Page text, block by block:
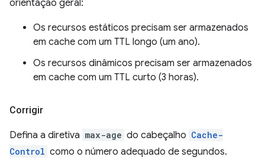
orientação geral:
Os recursos estáticos precisam ser armazenados
em cache com um TTL longo (um ano).
Os recursos dinâmicos precisam ser armazenados
em cache com um TTL curto (3 horas).
Corrigir
Defina a diretiva max-age do cabeçalho Cache-
Control como o número adequado de segundos.